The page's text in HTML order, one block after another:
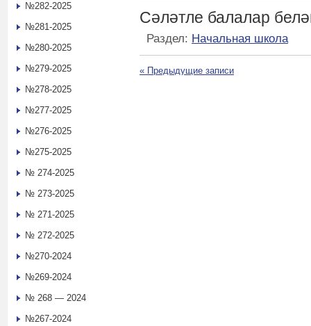
Сәләтле балалар
Раздел: Начальная школа
« Предыдущие записи
№282-2025
№281-2025
№280-2025
№279-2025
№278-2025
№277-2025
№276-2025
№275-2025
№ 274-2025
№ 273-2025
№ 271-2025
№ 272-2025
№270-2024
№269-2024
№ 268 — 2024
№267-2024